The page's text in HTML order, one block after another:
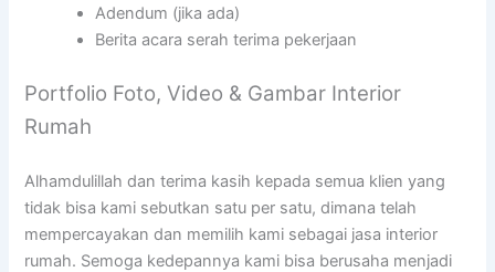
Adendum (jika ada)
Berita acara serah terima pekerjaan
Portfolio Foto, Video & Gambar Interior
Rumah
Alhamdulillah dan terima kasih kepada semua klien yang
tidak bisa kami sebutkan satu per satu, dimana telah
mempercayakan dan memilih kami sebagai jasa interior
rumah. Semoga kedepannya kami bisa berusaha menjadi